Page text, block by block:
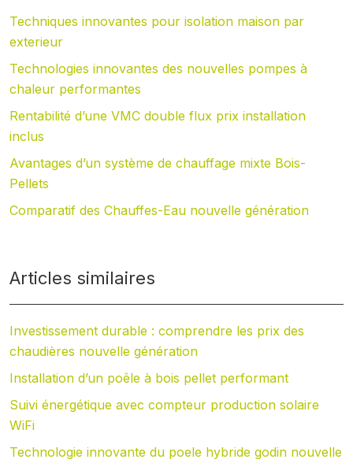
Techniques innovantes pour isolation maison par
exterieur
Technologies innovantes des nouvelles pompes à
chaleur performantes
Rentabilité d’une VMC double flux prix installation
inclus
Avantages d’un système de chauffage mixte Bois-
Pellets
Comparatif des Chauffes-Eau nouvelle génération
Articles similaires
Investissement durable : comprendre les prix des
chaudières nouvelle génération
Installation d’un poêle à bois pellet performant
Suivi énergétique avec compteur production solaire
WiFi
Technologie innovante du poele hybride godin nouvelle